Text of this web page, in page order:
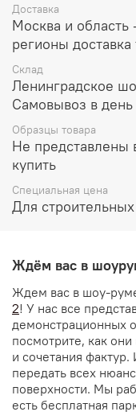
Доставка
Москва и
регионы
Склад
Ленинградское
Самовывоз в
Образцы товара
Не представлены
купить
Специальная цена
Для
Ждём вас в
Ждем вас в шоу-
2! У нас все
демонстрационных
посмотрите, как
и сочетания
передать всех
поверхности. Мы
есть бесплатная